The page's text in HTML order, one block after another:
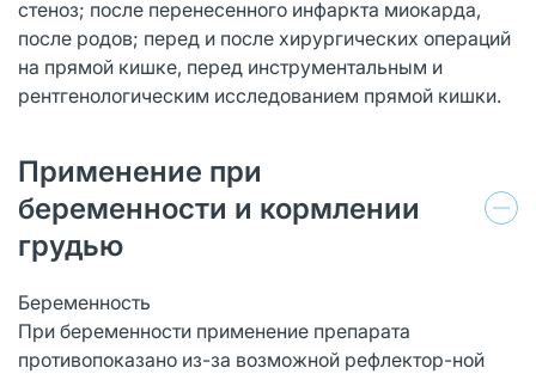
стеноз; после перенесенного инфаркта миокарда,
после родов; перед и после хирургических операций
на прямой кишке, перед инструментальным и
рентгенологическим исследованием прямой кишки.
Применение при
беременности и кормлении
грудью
Беременность
При беременности применение препарата
противопоказано из-за возможной рефлектор-ной